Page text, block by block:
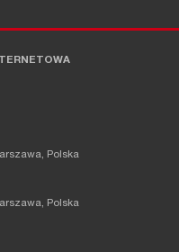
Polska
Polska